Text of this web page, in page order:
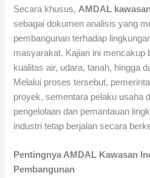
Secara khusus, AMDAL
sebagai dokumen analisis yang
pembangunan terhadap
masyarakat. Kajian ini mencakup
kualitas air, udara, tanah, hingga
Melalui proses tersebut,
proyek, sementara pelaku usaha
pengelolaan dan pemantauan
industri tetap berjalan secara
Pentingnya AMDAL Kawasan
Pembangunan